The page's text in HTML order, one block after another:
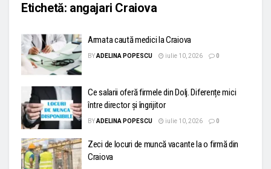
Etichetă: angajari Craiova
Armata caută medici la Craiova
BYADELINA POPESCU iulie 10, 2026 0
Ce salarii oferă firmele din Dolj. Diferențe mici
între director și îngrijitor
BYADELINA POPESCU iulie 10, 2026 0
Zeci de locuri de muncă vacante la o firmă din
Craiova